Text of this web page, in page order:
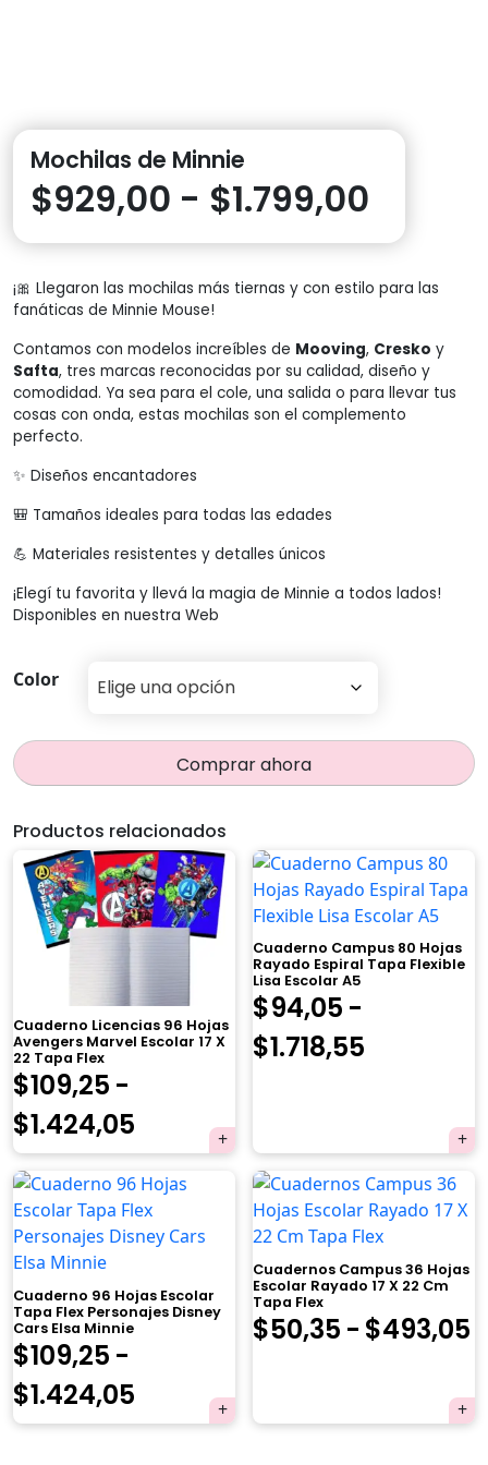
Mochilas de Minnie
$929,00 - $1.799,00
de
desde
¡🎀 Llegaron las mochilas más tiernas y con estilo para las
fanáticas de Minnie Mouse!
Contamos con modelos increíbles de Mooving, Cresko y
Safta, tres marcas reconocidas por su calidad, diseño y
comodidad. Ya sea para el cole, una salida o para llevar tus
cosas con onda, estas mochilas son el complemento
perfecto.
✨ Diseños encantadores
🎒 Tamaños ideales para todas las edades
💪 Materiales resistentes y detalles únicos
¡Elegí tu favorita y llevá la magia de Minnie a todos lados!
Disponibles en nuestra Web
Color
Comprar ahora
Productos relacionados
Cuaderno Licencias 96 Hojas
Avengers Marvel Escolar 17 X
22 Tapa Flex
$109,25 -
$1.424,05 Rango
de
precios:
desde
$109,25
hasta
Cuaderno Campus 80 Hojas
Rayado Espiral Tapa Flexible
Lisa Escolar A5
$94,05 -
$1.718,55
precios:
desde
$94,05
hasta
$1.718,55
Cuaderno 96 Hojas Escolar
Tapa Flex Personajes Disney
Cars Elsa Minnie
$109,25 -
$1.424,05 Rango
de
Cuadernos Campus 36 Hojas
Escolar Rayado 17 X 22 Cm
Tapa Flex
$50,35 - $493,05
×
Tu carrito está vacío.
automáticamente.